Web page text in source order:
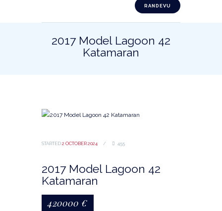
RANDEVU
2017 Model Lagoon 42
Katamaran
STARTED2 OCTOBER 2024 455
2017 Model Lagoon 42
Katamaran
420000 €